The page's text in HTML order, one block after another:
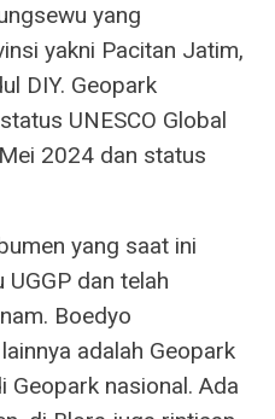
yang
yakni Pacitan Jatim,
DIY. Geopark
UNESCO Global
2024 dan status
yang saat ini
dan telah
Boedyo
adalah Geopark
Geopark nasional. Ada